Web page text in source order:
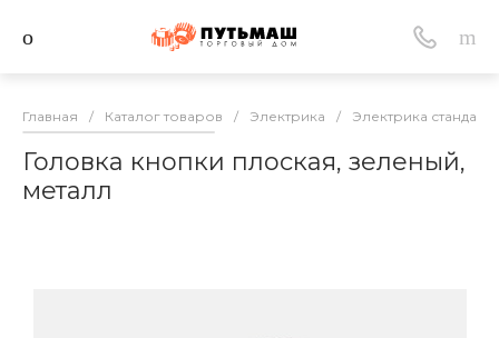
Главная / Каталог товаров / Электрика / Электрика
Головка кнопки плоская, зеленый,
металл